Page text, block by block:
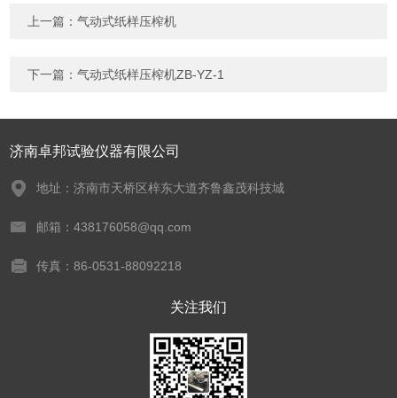
上一篇：气动式纸样压榨机
下一篇：气动式纸样压榨机ZB-YZ-1
济南卓邦试验仪器有限公司
地址：济南市天桥区梓东大道齐鲁鑫茂科技城
邮箱：438176058@qq.com
传真：86-0531-88092218
关注我们